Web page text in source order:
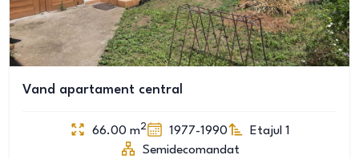
Vand apartament central
66.00 m2 1977-1990
Etajul 1
Semidecomandat